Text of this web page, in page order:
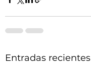
Entradas recientes